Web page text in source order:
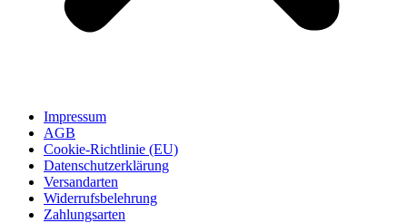
Impressum
AGB
Cookie-Richtlinie (EU)
Datenschutzerklärung
Versandarten
Widerrufsbelehrung
Zahlungsarten